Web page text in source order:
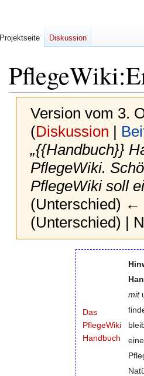
PflegeWiki:
Version vom 3.
(Diskussion |
„{{Handbuch}}
PflegeWiki.
PflegeWiki soll
(Unterschied) ←
(Unterschied) |
Das
PflegeWiki
Handbuch
mit
Projektseite Diskussion